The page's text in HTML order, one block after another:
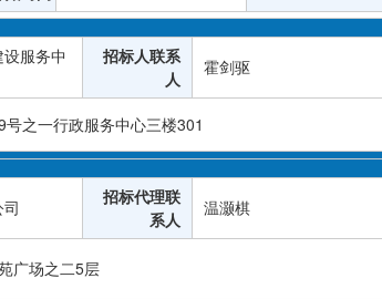
服务中
招标人联系
人
霍剑驱
之一行政服务中心三楼301
招标代理联
系人
温灏棋
广场之二5层